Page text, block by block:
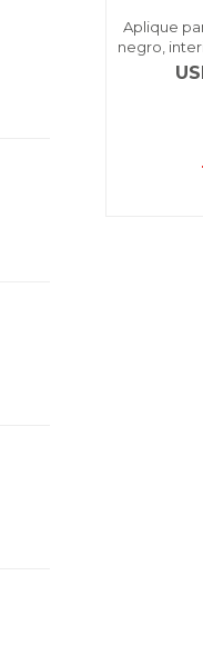
Aplique
negro,